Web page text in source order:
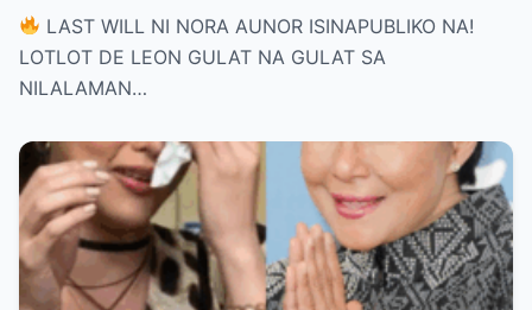
What Did She See That Left Her
Completely Speechless?
LAST WILL NI NORA AUNOR ISINAPUBLIKO NA!
LOTLOT DE LEON GULAT NA GULAT SA
NILALAMAN…